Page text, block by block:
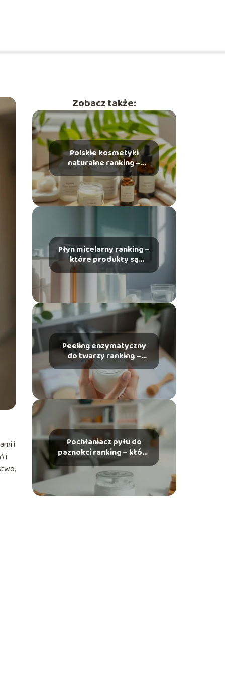
i
i
Zobacz także:
Polskie kosmetyki
naturalne ranking –
które marki są
najlepsze?
Płyn micelarny ranking –
które produkty są
najlepsze?
Peeling enzymatyczny
do twarzy ranking –
który wybrać?
Pochłaniacz pyłu do
paznokci ranking – który
wybrać?